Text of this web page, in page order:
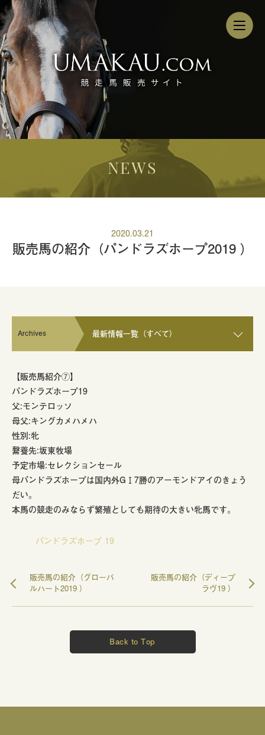
NEWS
2020.03.21
販売馬の紹介（パンドラズホープ2019 ）
Archives 最新情報一覧（すべて）
【販売馬紹介⑦】
パンドラズホープ19
父:モンテロッソ
母父:キングカメハメハ
性別:牝
繋養先:坂東牧場
予定市場:セレクションセール
母パンドラズホープは国内外GⅠ7勝のアーモンドアイのきょう
だい。
本馬の競走のみならず繁殖としても期待の大きい牝馬です。
パンドラズホープ 19
販売馬の紹介（グローバ
ルハート2019 ）
販売馬の紹介（ディープ
ラヴ19 ）
Back to Top